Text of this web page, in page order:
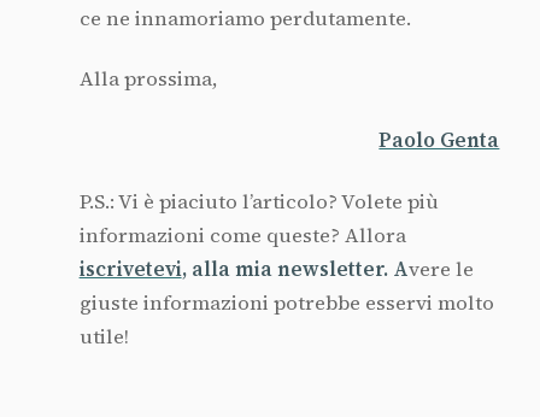
ce ne innamoriamo perdutamente.
Alla prossima,
Paolo Genta
P.S.: Vi è piaciuto l’articolo? Volete più
informazioni come queste? Allora
iscrivetevi, alla mia newsletter. Avere le
giuste informazioni potrebbe esservi molto
utile!